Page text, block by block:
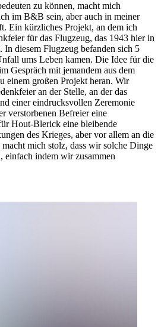
zu können, macht mich
im B&B sein, aber auch in meiner
Ein kürzliches Projekt, an dem ich
für das Flugzeug, das 1943 hier in
diesem Flugzeug befanden sich 5
ums Leben kamen. Die Idee für die
Gespräch mit jemandem aus dem
einem großen Projekt heran. Wir
an der Stelle, an der das
einer eindrucksvollen Zeremonie
verstorbenen Befreier eine
Hout-Blerick eine bleibende
des Krieges, aber vor allem an die
mich stolz, dass wir solche Dinge
einfach indem wir zusammen